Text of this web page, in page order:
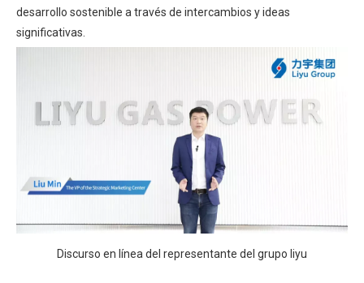
desarrollo sostenible a través de intercambios y ideas
significativas.
Discurso en línea del representante del grupo liyu